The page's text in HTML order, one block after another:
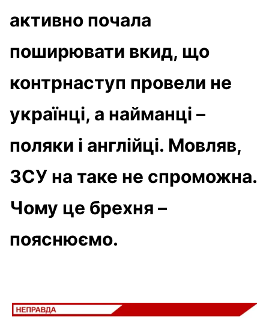
активно почала
поширювати вкид, що
контрнаступ провели не
українці, а найманці –
поляки і англійці. Мовляв,
ЗСУ на таке не спроможна.
Чому це брехня –
пояснюємо.